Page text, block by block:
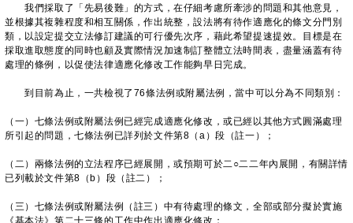
我們採取了「先易後難」的方式，在仔細考慮所牽涉的問題和其他意見，
並根據其複雜程度和相互關係，作出統整，設法將有待作適應化的條文分門別
類，以設定提交立法修訂建議的可行優先次序，藉此希望提速提效。目標是在
採取進取態度的同時也顧及實際情況加速制訂整體立法時間表，盡量涵蓋有待
處理的條例，以促使法律適應化修改工作能夠早日完成。
到目前為止，一共檢視了76條法例或附屬法例，當中可以分為不同類別：
（一）七條法例或附屬法例已經完成適應化修改，或已經以其他方式圓滿處理
所引起的問題，七條法例已詳列於文件第8（a）段（註一）；
（二）兩條法例的立法程序已經展開，或預期可於二○二二年內展開，有關詳情
已列載於文件第8（b）段（註二）；
（三）七條法例或附屬法例（註三）中有待處理的條文，全部或部分擬於實施
《基本法》第二十三條的工作中作出適應化修改；